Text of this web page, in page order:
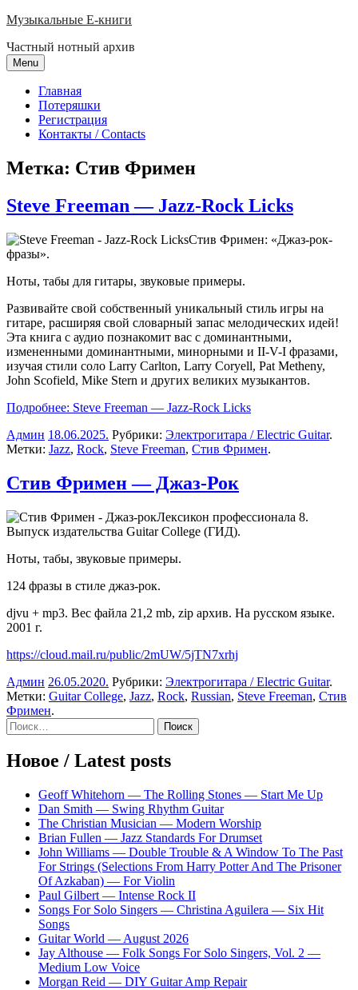
Skip
content
Музыкальные E-книги
Частный нотный архив
Menu
Главная
Потеряшки
Регистрация
Контакты / Contacts
Метка: Стив Фримен
Steve Freeman — Jazz-Rock Licks
Стив Фримен: «Джаз-рок-
фразы».
Ноты, табы для гитары, звуковые примеры.
Развивайте свой собственный уникальный стиль игры на
гитаре, расширяя свой словарный запас мелодических идей!
Эта книга с аудио познакомит вас с доминантными,
измененными доминантными, минорными и II-V-I фразами,
изучая стили соло Larry Carlton, Larry Coryell, Pat Metheny,
John Scofield, Mike Stern и других великих музыкантов.
Подробнее: Steve Freeman — Jazz-Rock Licks
Админ 18.06.2025. Рубрики: Электрогитара / Electric Guitar.
Метки: Jazz, Rock, Steve Freeman, Стив Фримен.
Стив Фримен — Джаз-Рок
Лексикон профессионала 8.
Выпуск издательства Guitar College (ГИД).
Ноты, табы, звуковые примеры.
124 фразы в стиле джаз-рок.
djvu + mp3. Вес файла 21,2 mb, zip архив. На русском языке.
2001 г.
https://cloud.mail.ru/public/2mUW/5jTN7xrhj
Админ 26.05.2020. Рубрики: Электрогитара / Electric Guitar.
Метки: Guitar College, Jazz, Rock, Russian, Steve Freeman, Стив
Фримен.
Sidebar
Найти:
Новое / Latest posts
Geoff Whitehorn — The Rolling Stones — Start Me Up
Dan Smith — Swing Rhythm Guitar
The Christian Musician — Modern Worship
Brian Fullen — Jazz Standards For Drumset
John Williams — Double Trouble & A Window To The Past
For Strings (Selections From Harry Potter And The Prisoner
Of Azkaban) — For Violin
Paul Gilbert — Intense Rock II
Songs For Solo Singers — Christina Aguilera — Six Hit
Songs
Guitar World — August 2026
Jay Althouse — Folk Songs For Solo Singers, Vol. 2 —
Medium Low Voice
Morgan Reid — DIY Guitar Amp Repair